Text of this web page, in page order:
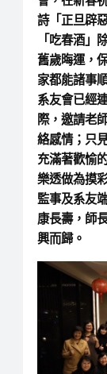
詩「正旦辟
「吃春酒」
舊歲晦運，
家都能諸事
系友會已經
際，邀請老
絡感情；只
充滿著歡愉
樂透做為摸
監事及系友
康長壽，師
興而歸。